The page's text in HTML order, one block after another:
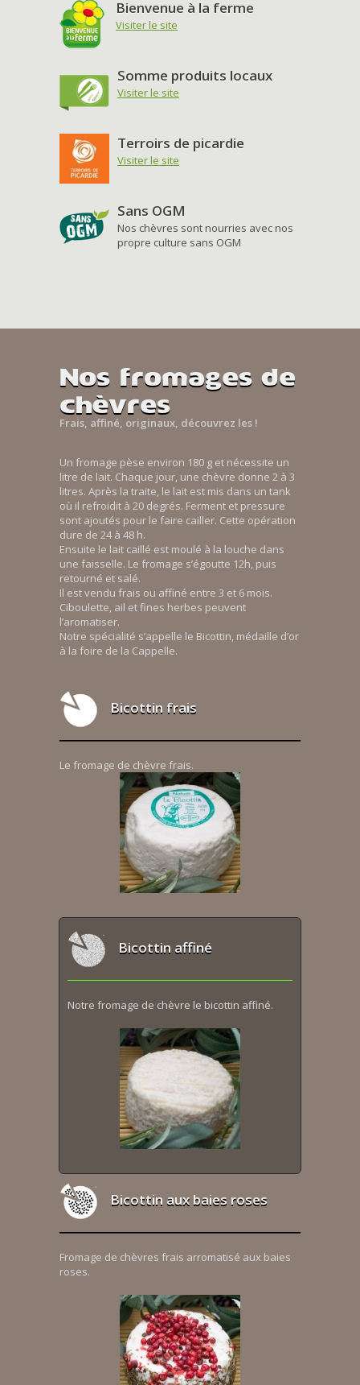
Bienvenue à la ferme
Visiter le site
Somme produits locaux
Visiter le site
Terroirs de picardie
Visiter le site
Sans OGM
Nos chèvres sont nourries avec nos
propre culture sans OGM
Nos fromages de
chèvres
Frais, affiné, originaux, découvrez les !
Un fromage pèse environ 180 g et nécessite un
litre de lait. Chaque jour, une chèvre donne 2 à 3
litres. Après la traite, le lait est mis dans un tank
où il refroidit à 20 degrés. Ferment et pressure
sont ajoutés pour le faire cailler. Cette opération
dure de 24 à 48 h.
Ensuite le lait caillé est moulé à la louche dans
une faisselle. Le fromage s’égoutte 12h, puis
retourné et salé.
Il est vendu frais ou affiné entre 3 et 6 mois.
Ciboulette, ail et fines herbes peuvent
l’aromatiser.
Notre spécialité s’appelle le Bicottin, médaille d’or
à la foire de la Cappelle.
Bicottin frais
Le fromage de chèvre frais.
Bicottin affiné
Notre fromage de chèvre le bicottin affiné.
Bicottin aux baies roses
Fromage de chèvres frais arromatisé aux baies
roses.